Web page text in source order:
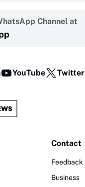
Channel at
YouTube Twitter
Contact
Feedback
Business